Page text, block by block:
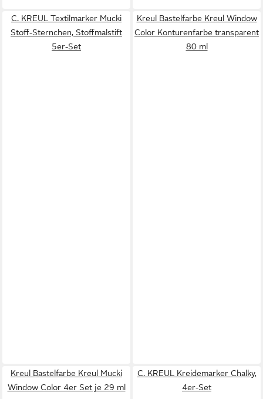
C. KREUL Textilmarker Mucki
Stoff-Sternchen, Stoffmalstift
5er-Set
Kreul Bastelfarbe Kreul Window
Color Konturenfarbe transparent
80 ml
Kreul Bastelfarbe Kreul Mucki
Window Color 4er Set je 29 ml
C. KREUL Kreidemarker Chalky,
4er-Set